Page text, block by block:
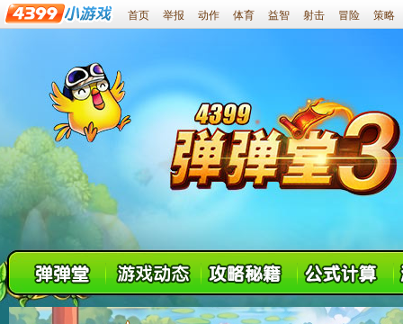
首页 举报 动作 体育 益智 射击 冒险 策略